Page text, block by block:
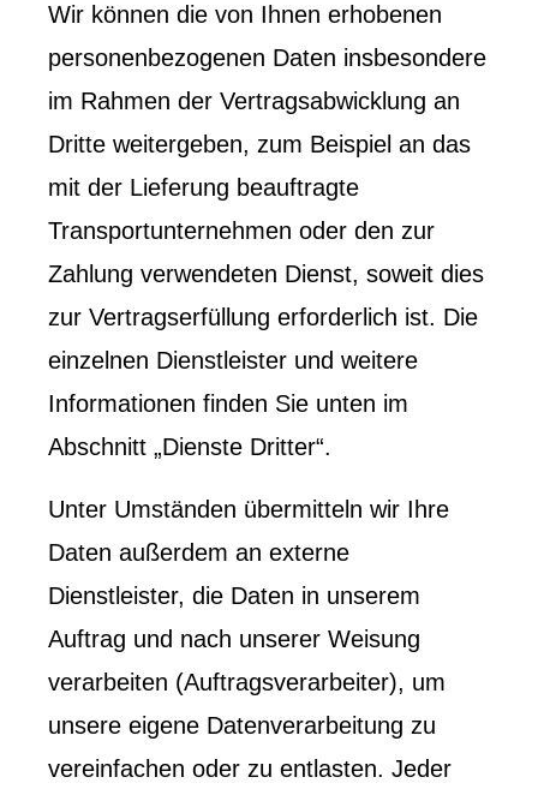
Wir können die von Ihnen erhobenen
personenbezogenen Daten insbesondere
im Rahmen der Vertragsabwicklung an
Dritte weitergeben, zum Beispiel an das
mit der Lieferung beauftragte
Transportunternehmen oder den zur
Zahlung verwendeten Dienst, soweit dies
zur Vertragserfüllung erforderlich ist. Die
einzelnen Dienstleister und weitere
Informationen finden Sie unten im
Abschnitt „Dienste Dritter“.
Unter Umständen übermitteln wir Ihre
Daten außerdem an externe
Dienstleister, die Daten in unserem
Auftrag und nach unserer Weisung
verarbeiten (Auftragsverarbeiter), um
unsere eigene Datenverarbeitung zu
vereinfachen oder zu entlasten. Jeder